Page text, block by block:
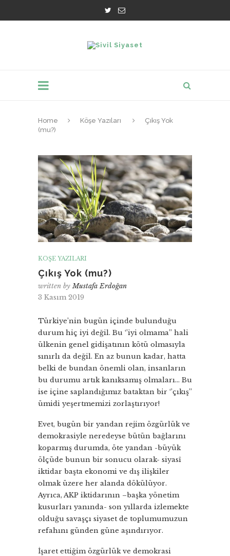
Home Köşe Yazıları
Çıkış Yok
(mu?)
KÖŞE YAZILARI
Çıkış Yok (mu?)
written byMustafa Erdoğan
3 Kasım 2019
Türkiye’nin bugün içinde bulunduğu
durum hiç iyi değil. Bu ‘’iyi olmama’’ hali
ülkenin genel gidişatının kötü olmasıyla
sınırlı da değil. En az bunun kadar, hatta
belki de bundan önemli olan, insanların
bu durumu artık kanıksamış olmaları… Bu
ise içine saplandığımız bataktan bir ‘’çıkış’’
ümidi yeşertmemizi zorlaştırıyor!
Evet, bugün bir yandan rejim özgürlük ve
demokrasiyle neredeyse bütün bağlarını
koparmış durumda, öte yandan -büyük
ölçüde bunun bir sonucu olarak- siyasî
iktidar başta ekonomi ve dış ilişkiler
olmak üzere her alanda dökülüyor.
Ayrıca, AKP iktidarının –başka yönetim
kusurları yanında- son yıllarda izlemekte
olduğu savaşçı siyaset de toplumumuzun
refahını günden güne aşındırıyor.
İşaret ettiğim özgürlük ve demokrasi